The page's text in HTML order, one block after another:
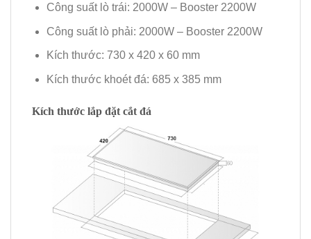
Công suất lò trái: 2000W – Booster 2200W
Công suất lò phải: 2000W – Booster 2200W
Kích thước: 730 x 420 x 60 mm
Kích thước khoét đá: 685 x 385 mm
Kích thước lắp đặt cắt đá